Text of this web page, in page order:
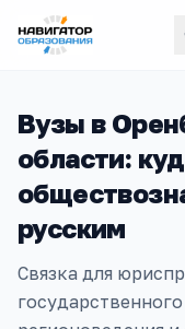
Вузы в
области:
русским
Связка для